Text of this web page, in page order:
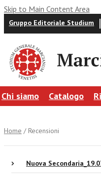
Skip to Main Content Area
Gruppo Editoriale Studium
Chi siamo Catalogo
Home / Recensioni
Nuova